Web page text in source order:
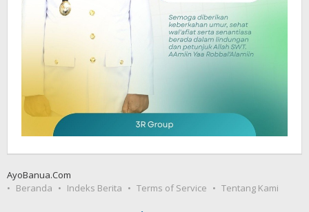
AyoBanua.Com
Beranda
Indeks Berita Terms of Service Tentang Kami